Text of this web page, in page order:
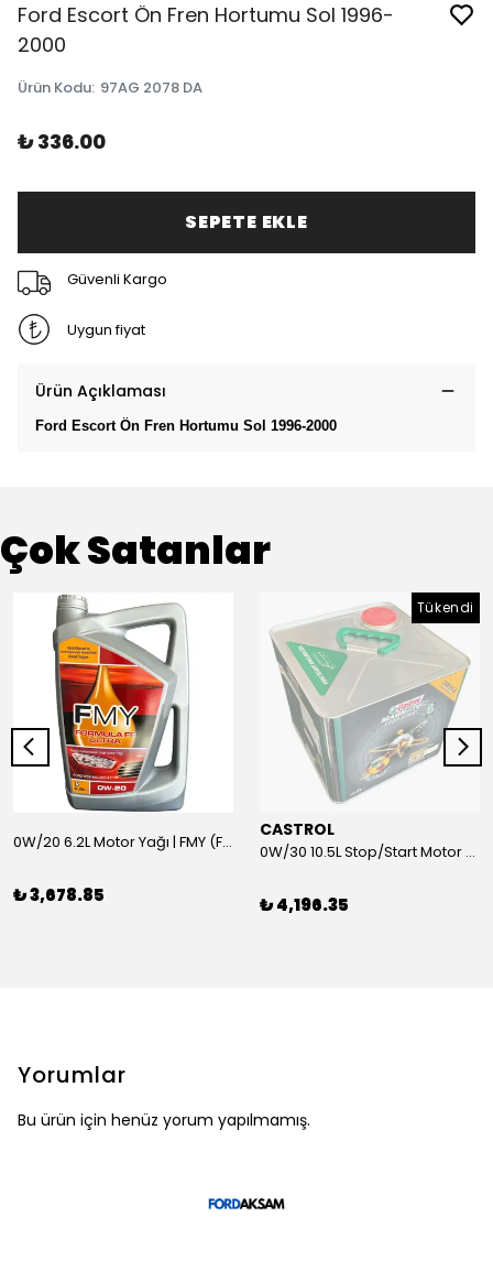
Ford Escort Ön Fren Hortumu Sol 1996-
2000
Ürün Kodu: 97AG 2078 DA
₺ 336.00
SEPETE EKLE
Güvenli Kargo
Uygun fiyat
Ürün Açıklaması
Ford Escort Ön Fren Hortumu Sol 1996-2000
Çok Satanlar
0W/20 6.2L Motor Yağı | FMY (Ford Motor Yağları)
₺ 3,678.85
Tükendi
CASTROL
0W/30 10.5L Stop/Start Motor Yağı | CASTROL
₺ 4,196.35
Yorumlar
Bu ürün için henüz yorum yapılmamış.